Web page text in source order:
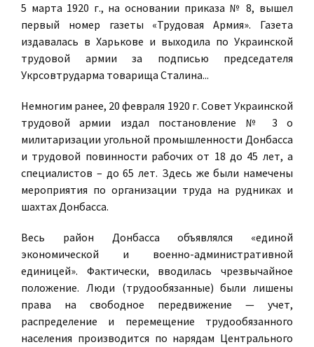
5 марта 1920 г., на основании приказа № 8, вышел
первый номер газеты «Трудовая Армия». Газета
издавалась в Харькове и выходила по Украинской
трудовой армии за подписью председателя
Укрсовтрударма товарища Сталина...
Немногим ранее, 20 февраля 1920 г. Совет Украинской
трудовой армии издал постановление № 3 о
милитаризации угольной промышленности Донбасса
и трудовой повинности рабочих от 18 до 45 лет, а
специалистов – до 65 лет. Здесь же были намечены
мероприятия по организации труда на рудниках и
шахтах Донбасса.
Весь район Донбасса объявлялся «единой
экономической и военно-административной
единицей». Фактически, вводилась чрезвычайное
положение. Люди (трудообязанные) были лишены
права на свободное передвижение — учет,
распределение и перемещение трудообязанного
населения производится по нарядам Центрального